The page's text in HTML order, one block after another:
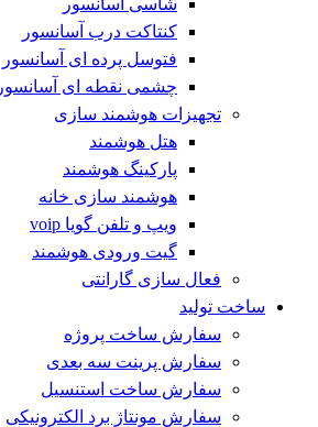
شاسی آسانسور
کنتاکت درب آسانسور
فتوسل پرده ای آسانسور
چشمی نقطه ای آسانسور
تجهیزات هوشمند سازی
هتل هوشمند
پارکینگ هوشمند
هوشمند سازی خانه
ویپ و تلفن گویا voip
گیت ورودی هوشمند
فعال سازی گارانتی
ساخت تولید
سفارش ساخت پروژه
سفارش پرینت سه بعدی
سفارش ساخت استنسیل
سفارش مونتاژ برد الکترونیکی